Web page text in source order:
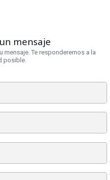
mensaje
Te responderemos a la
posible.